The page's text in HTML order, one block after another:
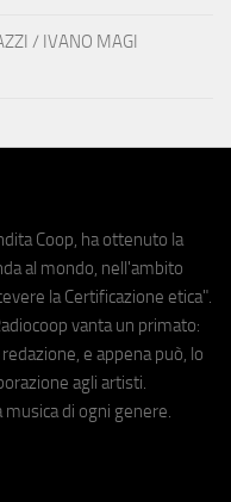
/ IVANO MAGI
Coop, ha ottenuto la
al mondo, nell'ambito
la Certificazione etica".
vanta un primato:
e appena può, lo
agli artisti.
musica di ogni genere.